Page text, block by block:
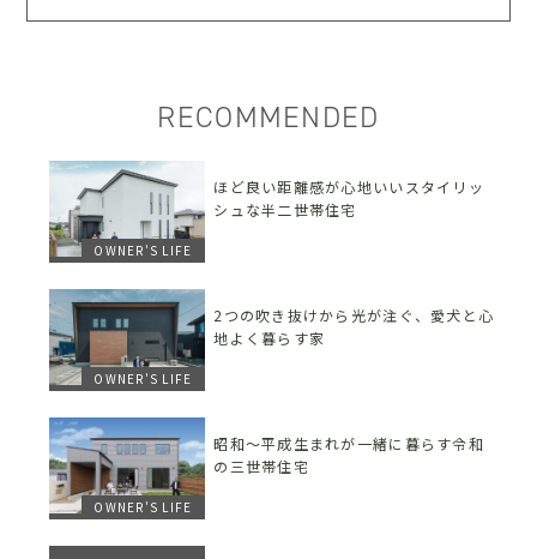
RECOMMENDED
OWNER'S LIFE
ほど良い距離感が心地いいスタイリッ
シュな半二世帯住宅
OWNER'S LIFE
2つの吹き抜けから光が注ぐ、愛犬と心
地よく暮らす家
OWNER'S LIFE
昭和〜平成生まれが一緒に暮らす令和
の三世帯住宅